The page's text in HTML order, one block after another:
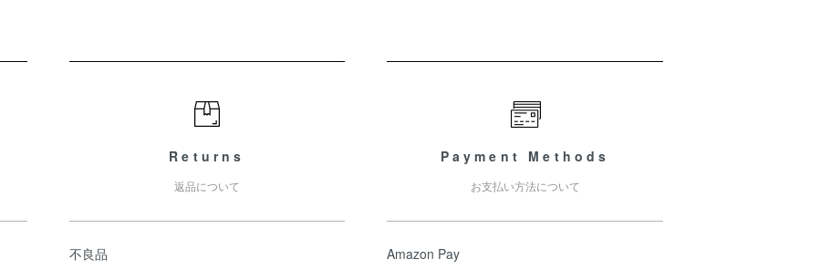
Returns
返品について
不良品
Payment Methods
お支払い方法について
Amazon Pay